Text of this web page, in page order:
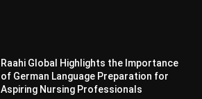
Raahi Global Highlights the Importance
of German Language Preparation for
Aspiring Nursing Professionals